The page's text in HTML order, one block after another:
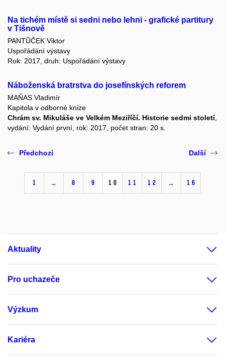
Na tichém místě si sedni nebo lehni - grafické partitury
v Tišnově
PANTŮČEK Viktor
Uspořádání výstavy
Rok: 2017, druh: Uspořádání výstavy
Náboženská bratrstva do josefínských reforem
MAŇAS Vladimír
Kapitola v odborné knize
Chrám sv. Mikuláše ve Velkém Meziříčí. Historie sedmi století,
vydání: Vydání první, rok: 2017, počet stran: 20 s.
Předchozí
1 … 8 9 10 11 12 … 16
Další
Aktuality
Pro uchazeče
Výzkum
Kariéra